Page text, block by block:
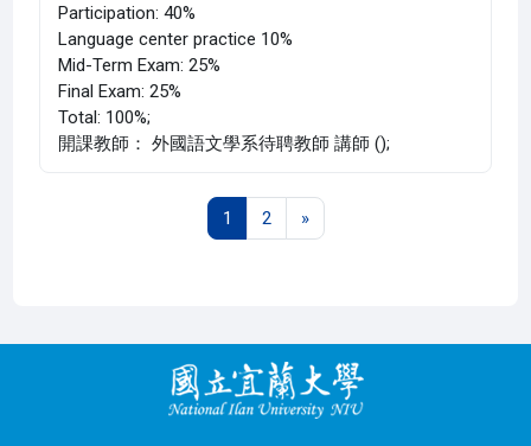
Participation: 40%
Language center practice 10%
Mid-Term Exam: 25%
Final Exam: 25%
Total: 100%;
開課教師： 外國語文學系待聘教師 講師 ();
1 第 1 頁
2第 2 頁
»下一頁